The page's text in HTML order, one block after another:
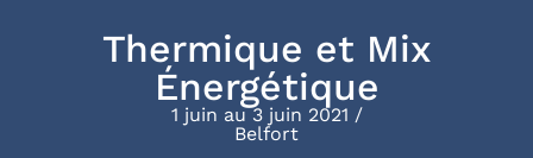
Thermique et Mix
Énergétique
1 juin au 3 juin 2021
Belfort